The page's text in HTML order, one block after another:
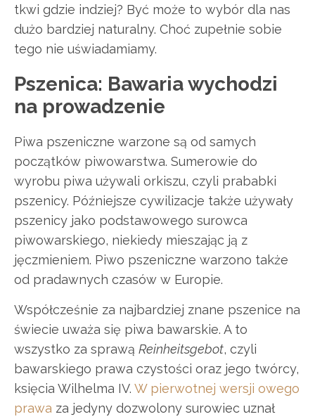
tkwi gdzie indziej? Być może to wybór dla nas
dużo bardziej naturalny. Choć zupełnie sobie
tego nie uświadamiamy.
Pszenica: Bawaria wychodzi
na prowadzenie
Piwa pszeniczne warzone są od samych
początków piwowarstwa. Sumerowie do
wyrobu piwa używali orkiszu, czyli prababki
pszenicy. Późniejsze cywilizacje także używały
pszenicy jako podstawowego surowca
piwowarskiego, niekiedy mieszając ją z
jęczmieniem. Piwo pszeniczne warzono także
od pradawnych czasów w Europie.
Współcześnie za najbardziej znane pszenice na
świecie uważa się piwa bawarskie. A to
wszystko za sprawą Reinheitsgebot, czyli
bawarskiego prawa czystości oraz jego twórcy,
księcia Wilhelma IV. W pierwotnej wersji owego
prawa za jedyny dozwolony surowiec uznał